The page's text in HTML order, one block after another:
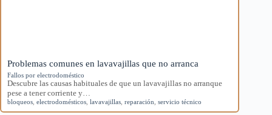
Problemas comunes en lavavajillas que no arranca
Fallos por electrodoméstico
Descubre las causas habituales de que un lavavajillas no arranque
pese a tener corriente y…
bloqueos electrodomésticos lavavajillas reparación servicio técnico